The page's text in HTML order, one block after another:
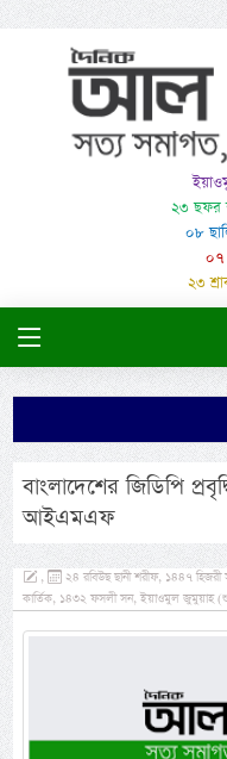
২৩ ছফর
০৮
০৭
২৩
বাংলাদেশের জিডিপি
আইএমএফ
,
২৪ রবিউছ ছানী শরীফ, ১৪৪৭
কার্তিক, ১৪৩২ ফসলী সন, ইয়াওমুল জুমুয়াহ